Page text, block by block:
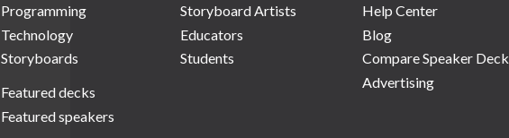
Programming
Technology
Storyboards
Featured decks
Featured speakers
Storyboard Artists
Educators
Students
Help Center
Blog
Compare Speaker Deck
Advertising